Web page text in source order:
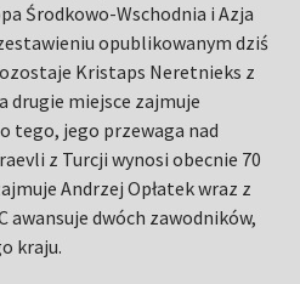
Środkowo-Wschodnia i Azja
opublikowanym dziś
Kristaps Neretnieks z
drugie miejsce zajmuje
tego, jego przewaga nad
z Turcji wynosi obecnie 70
Andrzej Opłatek wraz z
awansuje dwóch zawodników,
kraju.